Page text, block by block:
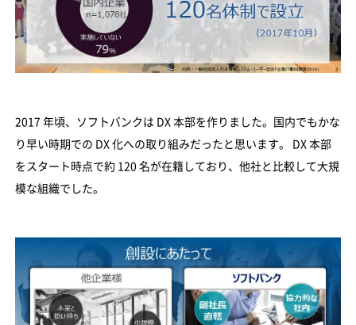
2017 年頃、ソフトバンクは DX 本部を作りました。国内でもかな
り早い時期での DX 化への取り組みだったと思います。 DX 本部
をスタート時点で約 120 名が在籍しており、他社と比較して大規
模な組織でした。